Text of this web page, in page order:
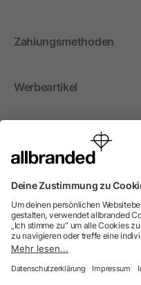
Zahlungsmethoden
Werbeartikel
Wir verkaufen